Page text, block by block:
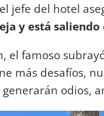
jefe del hotel
y está
el famoso
más desafíos,
odios,